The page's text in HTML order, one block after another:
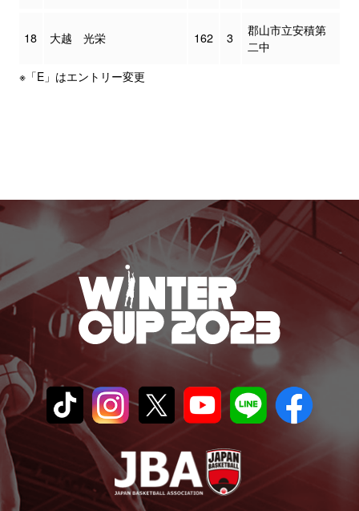
18 大越 光栄 162 3
郡山市立安積第
二中
※「E」はエントリー変更